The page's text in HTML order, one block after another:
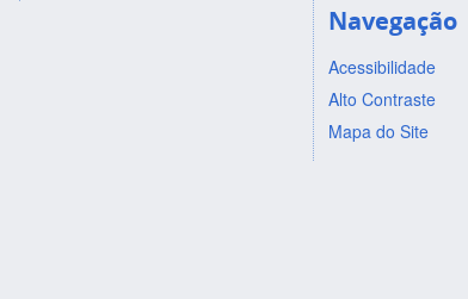
Navegação
Acessibilidade
Alto Contraste
Mapa do Site